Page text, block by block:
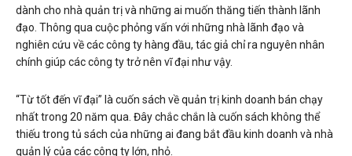
dành cho nhà quản trị và những ai muốn thăng tiến thành lãnh
đạo. Thông qua cuộc phỏng vấn với những nhà lãnh đạo và
nghiên cứu về các công ty hàng đầu, tác giả chỉ ra nguyên nhân
chính giúp các công ty trở nên vĩ đại như vậy.
“Từ tốt đến vĩ đại” là cuốn sách về quản trị kinh doanh bán chạy
nhất trong 20 năm qua. Đây chắc chắn là cuốn sách không thể
thiếu trong tủ sách của những ai đang bắt đầu kinh doanh và nhà
quản lý của các công ty lớn, nhỏ.